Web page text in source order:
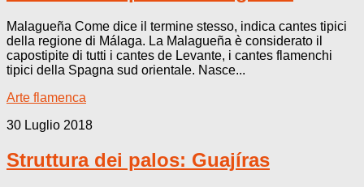
Malagueña Come dice il termine stesso, indica cantes tipici
della regione di Málaga. La Malagueña è considerato il
capostipite di tutti i cantes de Levante, i cantes flamenchi
tipici della Spagna sud orientale. Nasce...
Arte flamenca
30 Luglio 2018
Struttura dei palos: Guajíras